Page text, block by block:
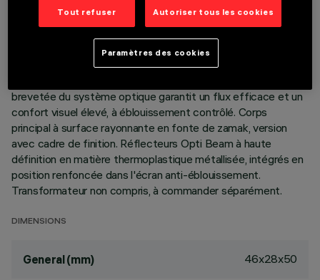
Appareil miniaturisé encastrable linéaire à 2 éléments
optiques pour sources LED - optiques fixes. Malgré les
brevetée du système optique garantit un flux efficace et un
confort visuel élevé, à éblouissement contrôlé. Corps
principal à surface rayonnante en fonte de zamak, version
avec cadre de finition. Réflecteurs Opti Beam à haute
définition en matière thermoplastique métallisée, intégrés en
position renfoncée dans l'écran anti-éblouissement.
Transformateur non compris, à commander séparément.
DIMENSIONS
General (mm) 46x28x50
Tout refuser Autoriser tous les cookies
Paramètres des cookies